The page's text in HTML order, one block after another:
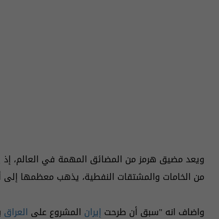
من الخامات والمشتقات النفطية، يذهب معظمها إلى
واضاف انه "سبق أن طرحت إيران المشروع على العراق